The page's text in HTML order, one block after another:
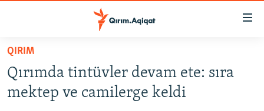
Esas
qaytmaq
Baş
navigatsiyağa
HABERLER
SİYASET
İQTİSADİYAT
QIRIM
Qırımda tintüvler devam ete: sıra
mektep ve camilerge keldi